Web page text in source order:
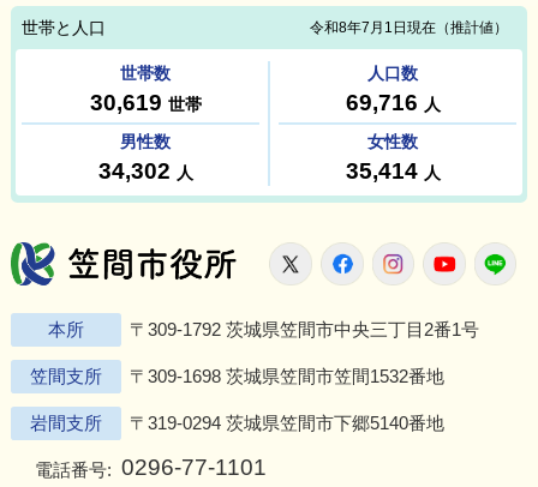
笠間市役所
X FacebookInstagram
本所 〒309-1792 茨城県笠間市中央三丁目2番1号
笠間支所 〒309-1698 茨城県笠間市笠間1532番地
岩間支所 〒319-0294 茨城県笠間市下郷5140番地
電話番号: 0296-77-1101